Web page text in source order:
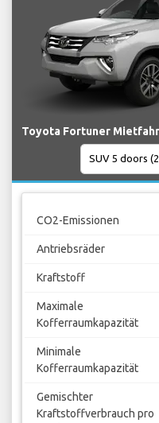
Toyota Fortuner
CO2-Emissionen
Antriebsräder
Kraftstoff
Maximale
Kofferraumkapazität
Minimale
Kofferraumkapazität
Gemischter
Kraftstoffverbrauch pro